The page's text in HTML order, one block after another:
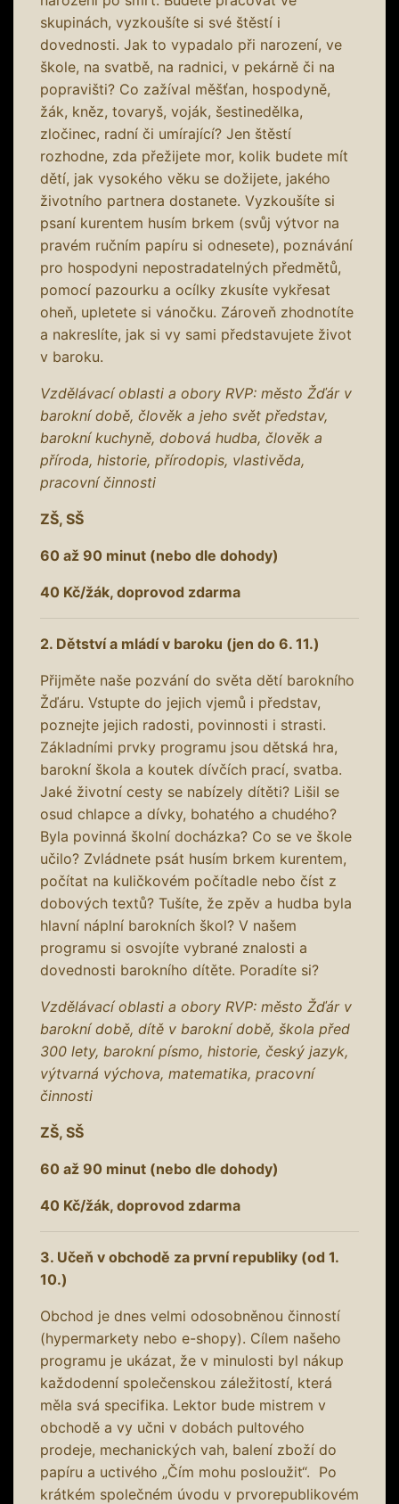
skupinách, vyzkoušíte si své štěstí i
dovednosti. Jak to vypadalo při narození, ve
škole, na svatbě, na radnici, v pekárně či na
popravišti? Co zažíval měšťan, hospodyně,
žák, kněz, tovaryš, voják, šestinedělka,
zločinec, radní či umírající? Jen štěstí
rozhodne, zda přežijete mor, kolik budete mít
dětí, jak vysokého věku se dožijete, jakého
životního partnera dostanete. Vyzkoušíte si
psaní kurentem husím brkem (svůj výtvor na
pravém ručním papíru si odnesete), poznávání
pro hospodyni nepostradatelných předmětů,
pomocí pazourku a ocílky zkusíte vykřesat
oheň, upletete si vánočku. Zároveň zhodnotíte
a nakreslíte, jak si vy sami představujete život
v baroku.
Vzdělávací oblasti a obory RVP: město Žďár v
barokní době, člověk a jeho svět představ,
barokní kuchyně, dobová hudba, člověk a
příroda, historie, přírodopis, vlastivěda,
pracovní činnosti
ZŠ, SŠ
60 až 90 minut (nebo dle dohody)
40 Kč/žák, doprovod zdarma
2. Dětství a mládí v baroku (jen do 6. 11.)
Přijměte naše pozvání do světa dětí barokního
Žďáru. Vstupte do jejich vjemů i představ,
poznejte jejich radosti, povinnosti i strasti.
Základními prvky programu jsou dětská hra,
barokní škola a koutek dívčích prací, svatba.
Jaké životní cesty se nabízely dítěti? Lišil se
osud chlapce a dívky, bohatého a chudého?
Byla povinná školní docházka? Co se ve škole
učilo? Zvládnete psát husím brkem kurentem,
počítat na kuličkovém počítadle nebo číst z
dobových textů? Tušíte, že zpěv a hudba byla
hlavní náplní barokních škol? V našem
programu si osvojíte vybrané znalosti a
dovednosti barokního dítěte. Poradíte si?
Vzdělávací oblasti a obory RVP: město Žďár v
barokní době, dítě v barokní době, škola před
300 lety, barokní písmo, historie, český jazyk,
výtvarná výchova, matematika, pracovní
činnosti
ZŠ, SŠ
60 až 90 minut (nebo dle dohody)
40 Kč/žák, doprovod zdarma
3. Učeň v obchodě za první republiky (od 1.
10.)
Obchod je dnes velmi odosobněnou činností
(hypermarkety nebo e-shopy). Cílem našeho
programu je ukázat, že v minulosti byl nákup
každodenní společenskou záležitostí, která
měla svá specifika. Lektor bude mistrem v
obchodě a vy učni v dobách pultového
prodeje, mechanických vah, balení zboží do
papíru a uctivého „Čím mohu posloužit“. Po
krátkém společném úvodu v prvorepublikovém